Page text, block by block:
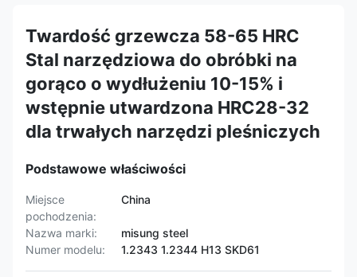
Twardość grzewcza 58-65 HRC
Stal narzędziowa do obróbki na
gorąco o wydłużeniu 10-15% i
wstępnie utwardzona HRC28-32
dla trwałych narzędzi pleśniczych
Podstawowe właściwości
Miejsce
pochodzenia:
China
Nazwa marki:
misung steel
Numer modelu:
1.2343 1.2344 H13 SKD61